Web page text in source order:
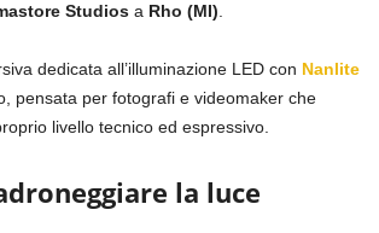
Studios a Rho (MI).
dedicata all’illuminazione LED con Nanlite
pensata per fotografi e videomaker che
livello tecnico ed espressivo.
la luce